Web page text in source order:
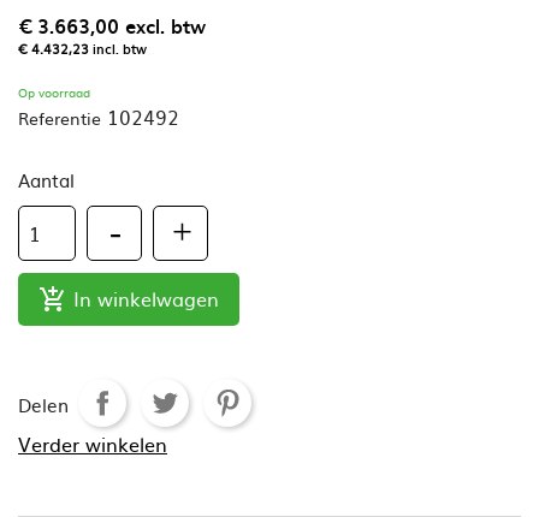
€ 3.663,00 excl. btw
€ 4.432,23incl. btw
Op voorraad
Referentie 102492
Aantal
 In winkelwagen
Delen
Verder winkelen